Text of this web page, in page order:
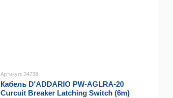
Артикул: 34738
Кабель D'ADDARIO PW-AGLRA-20
Curcuit Breaker Latching Switch (6m)